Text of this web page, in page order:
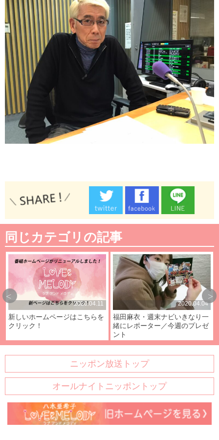
同じカテゴリの記事
2020.04.11
新しいホームページはこちらを
クリック！
2020.04.04
福田麻衣・週末ナビいきなり一
緒にレポーター／今週のプレゼ
ント
ニッポン放送トップ
オールナイトニッポントップ